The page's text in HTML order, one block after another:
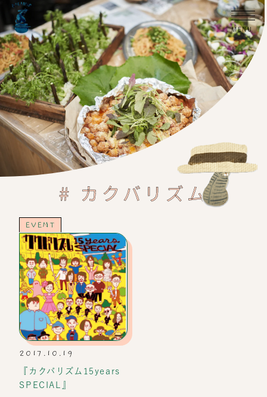
# カクバリズム
EVENT
2017.10.19
『カクバリズム15years
SPECIAL』